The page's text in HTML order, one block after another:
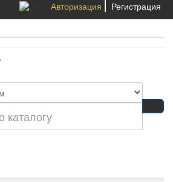
Авторизация Регистрация